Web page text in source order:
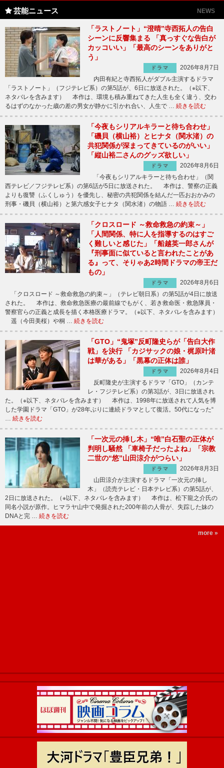
芸能ニュース NEWS
「ラストノート」“澄晴”寺西拓人の告白
シーンに反響集まる 「真っすぐな告白が
カッコいい」「最高のシーンをありがと
う」
ドラマ
2026年8月7日
内田有紀と寺西拓人がダブル主演するドラマ
「ラストノート」（フジテレビ系）の第5話が、6日に放送された。（※以下、
ネタバレを含みます） 本作は、環境も積み重ねてきた人生も全く違う、交わ
るはずのなかった歳の差の男女が静かに引かれ合い、人生で … 続きを読む
「今夜もシリアルキラーと待ち合わせ」
「磯貝（横山裕）とヒナタ（関水渚）の
共犯関係が深まってきているのがいい」
「縦山裕二さんのグッズ欲しい」
ドラマ
2026年8月6日
「今夜もシリアルキラーと待ち合わせ」（関
西テレビ／フジテレビ系）の第6話が5日に放送された。 本作は、警察の正義
よりも復讐（ふくしゅう）を優先し、秘密の共犯関係を結んだ一匹おおかみの
刑事・磯貝（横山裕）と第六感女子ヒナタ（関水渚）の物語 … 続きを読む
「クロスロード ～救命救急の約束～」
「人間関係、特に人を指導するのはすご
く難しいと感じた」「船越英一郎さんが
『刑事面に似ていると言われたことがあ
る』って、そりゃあ2時間ドラマの帝王だ
もの」
ドラマ
2026年8月6日
「クロスロード ～救命救急の約束～」（テレビ朝日系）の第5話が4日に放送
された。 本作は、救命救急医療の最前線でもがく、若き救命医・救急隊員・
警察官らの正義と成長を描く本格医療ドラマ。（※以下、ネタバレを含みます）
遥（今田美桜）や桐 … 続きを読む
「GTO」“鬼塚”反町隆史らが「告白大作
戦」を決行 「カジサックの娘・梶原叶渚
は華がある」「黒幕の正体は誰」
ドラマ
2026年8月4日
反町隆史が主演するドラマ「GTO」（カンテ
レ・フジテレビ系）の第3話が、3日に放送され
た。（※以下、ネタバレを含みます） 本作は、1998年に放送されて人気を博
した学園ドラマ「GTO」が28年ぶりに連続ドラマとして復活。50代になった“
… 続きを読む
「一次元の挿し木」“唯”白石聖の正体が
判明し騒然 「車椅子だったよね」「宗教
二世の“悠”山田涼介がつらい」
ドラマ
2026年8月3日
山田涼介が主演するドラマ「一次元の挿し
木」（読売テレビ・日本テレビ系）の第5話が、
2日に放送された。（※以下、ネタバレを含みます） 本作は、松下龍之介氏の
同名小説が原作。ヒマラヤ山中で発掘された200年前の人骨が、失踪した妹の
DNAと完 … 続きを読む
more »